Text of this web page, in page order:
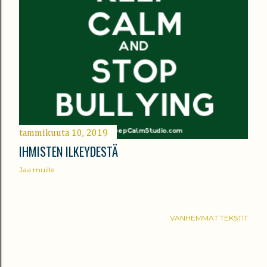
tammikuuta 10, 2019
IHMISTEN ILKEYDESTÄ
Jaa muille
VANHEMMAT TEKSTIT